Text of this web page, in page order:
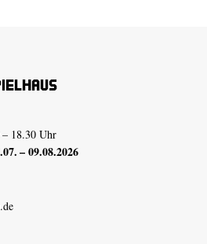
18.30 Uhr
– 09.08.2026